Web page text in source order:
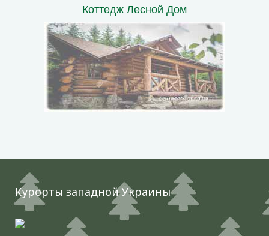
Коттедж Лесной Дом
Курорты западной Украины